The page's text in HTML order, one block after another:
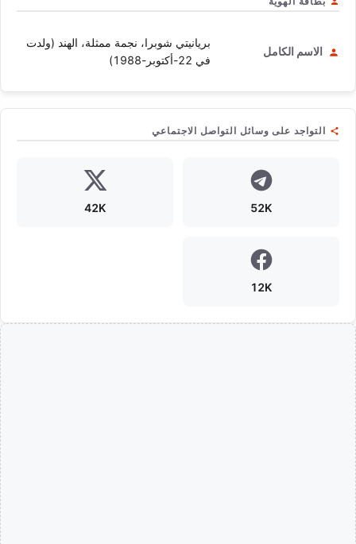
الاسم الكامل
بريانيتي شوبرا، نجمة ممثلة، الهند (ولدت
في 22-أكتوبر-1988)
التواجد على وسائل التواصل الاجتماعي
52K
42K
12K